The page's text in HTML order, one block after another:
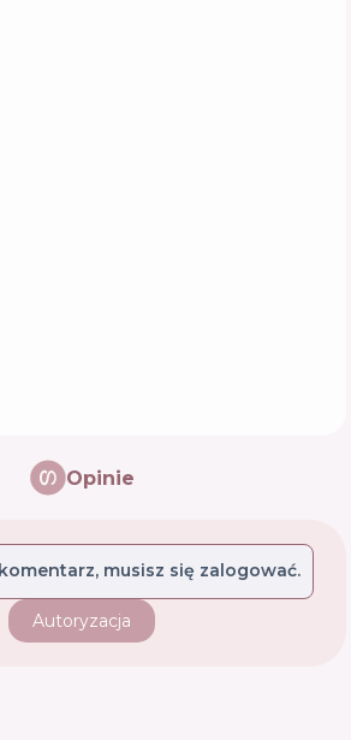
Opinie
musisz się zalogować.
Autoryzacja